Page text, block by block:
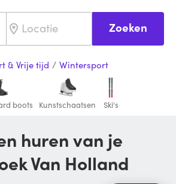
Zoeken
& Vrije tijd / Wintersport
boots Kunstschaatsen Ski's
Van Holland